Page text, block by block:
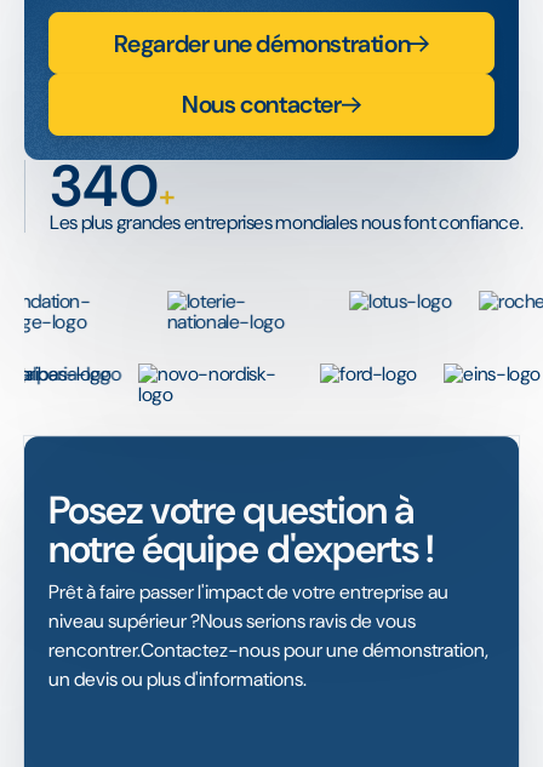
Regarder une démonstration
Nous contacter
340+
Les plus grandes entreprises mondiales nous font confiance.
Posez votre question à
notre équipe d'experts !
Prêt à faire passer l'impact de votre entreprise au
niveau supérieur ?Nous serions ravis de vous
rencontrer.Contactez-nous pour une démonstration,
un devis ou plus d'informations.